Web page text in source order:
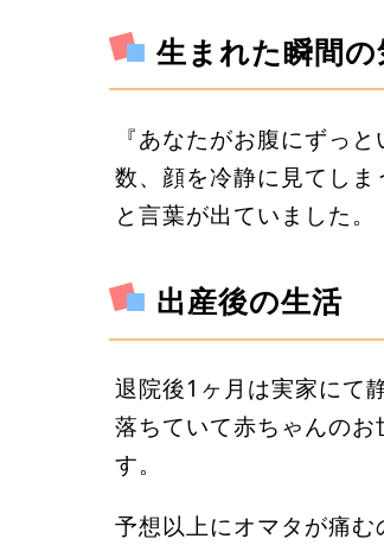
生まれた瞬間
『あなたがお腹にずっ
数、顔を冷静に見てし
と言葉が出ていました。
出産後の生活
退院後1ヶ月は実家にて
落ちていて赤ちゃんの
す。
予想以上にオマタが痛